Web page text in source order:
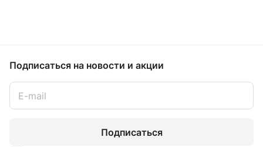
Подписаться на новости и акции
Подписаться